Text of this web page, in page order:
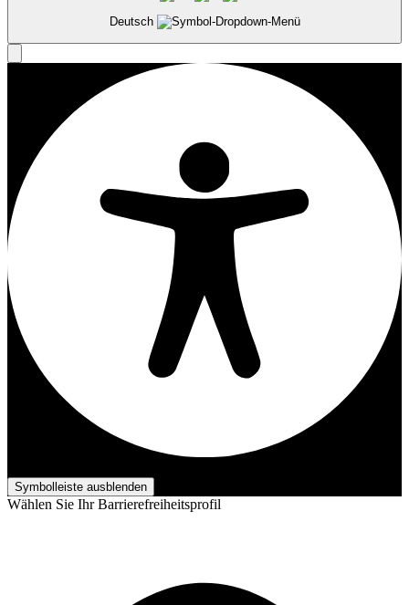
Deutsch
Symbolleiste ausblenden
Wählen Sie Ihr Barrierefreiheitsprofil